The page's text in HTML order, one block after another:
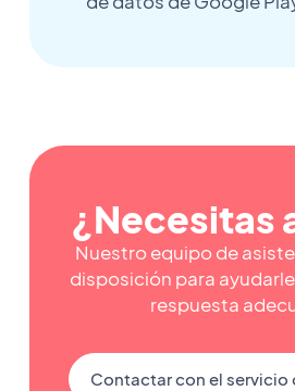
¿Necesitas
Nuestro equipo de
disposición para
respuesta
Contactar con el servicio